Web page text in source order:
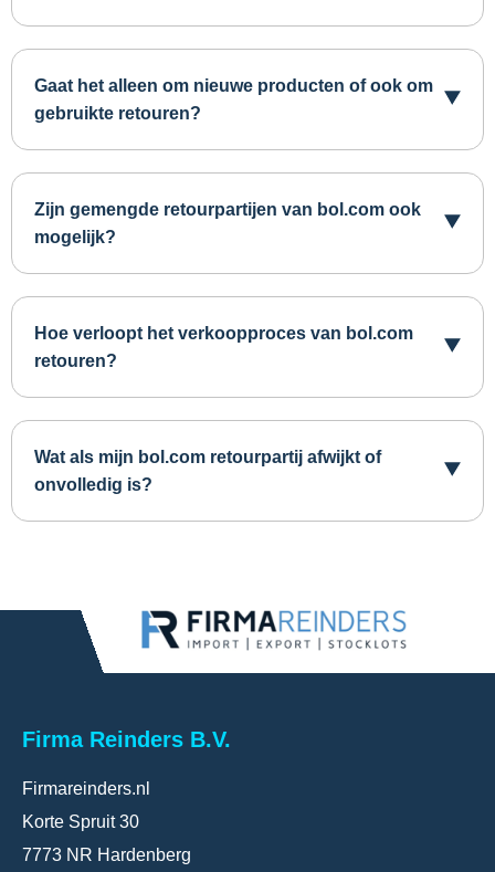
Gaat het alleen om nieuwe producten of ook om
gebruikte retouren?
Zijn gemengde retourpartijen van bol.com ook
mogelijk?
Hoe verloopt het verkoopproces van bol.com
retouren?
Wat als mijn bol.com retourpartij afwijkt of
onvolledig is?
Firma Reinders B.V.
Firmareinders.nl
Korte Spruit 30
7773 NR Hardenberg